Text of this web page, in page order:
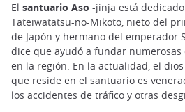
El santuario Aso -jinja está
Tateiwatatsu-no-Mikoto, nieto del
de Japón y hermano del emperador
dice que ayudó a fundar
en la región. En la actualidad, el
que reside en el santuario es
los accidentes de tráfico y otras